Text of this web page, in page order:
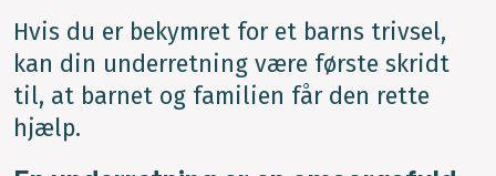
Hvis du er bekymret for et barns trivsel,
kan din underretning være første skridt
til, at barnet og familien får den rette
hjælp.